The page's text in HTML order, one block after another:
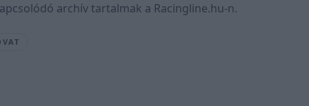
archív tartalmak a Racingline.hu-n.